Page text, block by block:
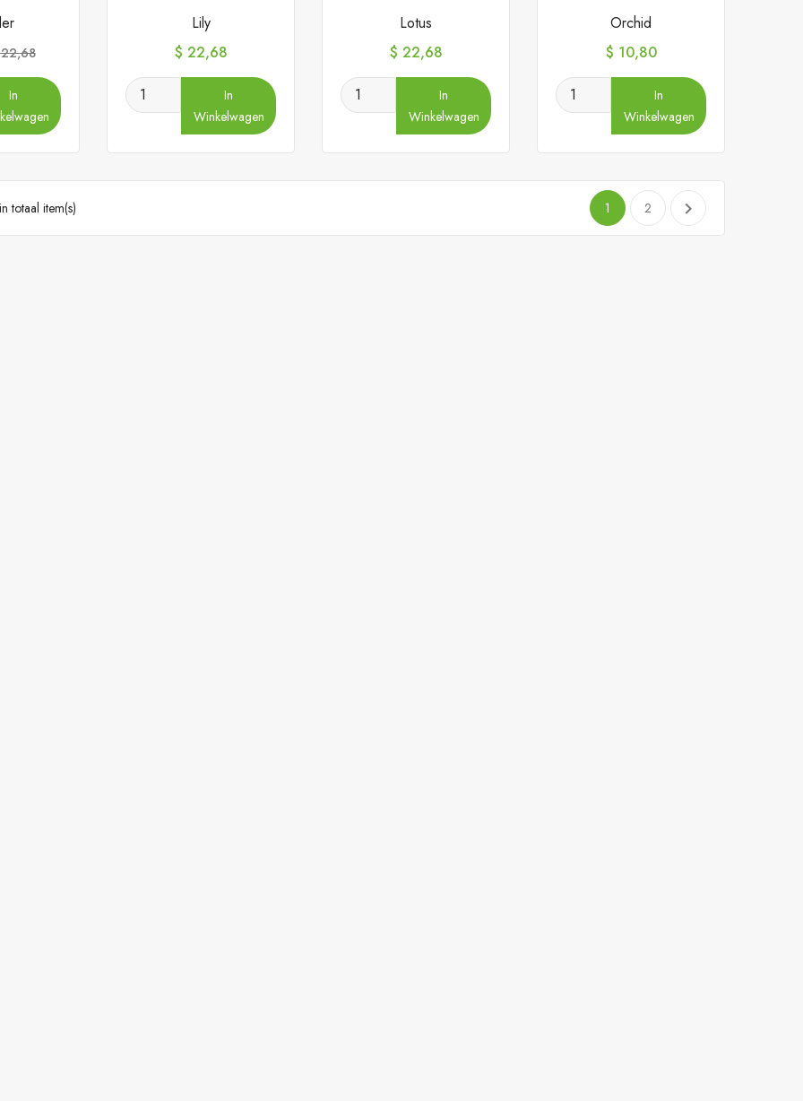
In
Lily
Prijs
$ 22,68
In
Winkelwagen
Lotus
Prijs
$ 22,68
In
Winkelwagen
Orchid
Prijs
$ 10,80
In
Winkelwagen
totaal item(s) 1 2 